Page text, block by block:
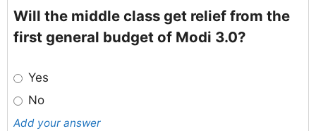
Will the middle class get relief from the
first general budget of Modi 3.0?
Yes
No
Add your answer